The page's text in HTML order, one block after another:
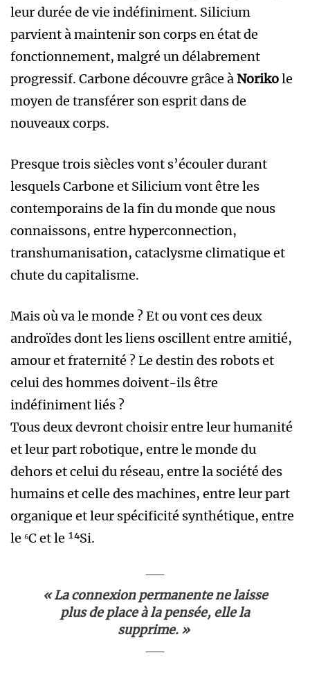
leur durée de vie indéfiniment. Silicium
parvient à maintenir son corps en état de
fonctionnement, malgré un délabrement
progressif. Carbone découvre grâce àNorikole
moyen de transférer son esprit dans de
nouveaux corps.
Presque trois siècles vont s’écouler durant
lesquels Carbone et Silicium vont être les
contemporains de la fin du monde que nous
connaissons, entre hyperconnection,
transhumanisation, cataclysme climatique et
chute du capitalisme.
Mais où va le monde ? Et ou vont ces deux
androïdes dont les liens oscillent entre amitié,
amour et fraternité ? Le destin des robots et
celui des hommes doivent-ils être
indéfiniment liés ?
Tous deux devront choisir entre leur humanité
et leur part robotique, entre le monde du
dehors et celui du réseau, entre la société des
humains et celle des machines, entre leur part
organique et leur spécificité synthétique, entre
le ⁶C et le ¹⁴Si.
« La connexion permanente ne laisse
plus de place à la pensée, elle la
supprime. »